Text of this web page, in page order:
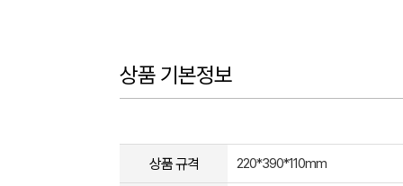
상품 기본정보
상품 규격 220*390*110mm